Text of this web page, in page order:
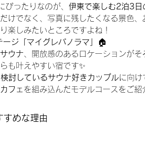
ぴったりなのが、 伊東で楽しむ2泊3日
けでなく、写真に残したくなる景色、
楽しみたいところですよね！
ジ「マイグレパノラマ」
🏠
サウナ、開放感のあるロケーションがそ
も叶えやすい宿です✨
討しているサウナ好きカップルに向
フェ を組み込んだモデルコースをご紹
すめな理由